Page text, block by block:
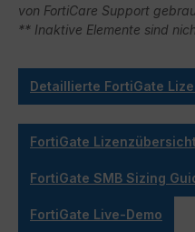
von FortiCare Support
** Inaktive Elemente sind
Detaillierte FortiGate
FortiGate Lizenzübersicht
FortiGate SMB Sizing
FortiGate Live-Demo